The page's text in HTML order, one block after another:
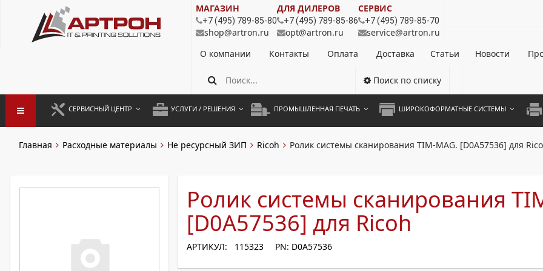
МАГАЗИН
+7 (495) 789-85-80
shop@artron.ru
ДЛЯ ДИЛЕРОВ
+7 (495) 789-85-86
opt@artron.ru
СЕРВИС
+7 (495) 789-85-70
service@artron.ru
О компании
Контакты Оплата Доставка Статьи Новости
Поиск по списку
СЕРВИСНЫЙ ЦЕНТР УСЛУГИ / РЕШЕНИЯ
АРЕНДА ОБОРУДОВАНИЯ
ПРОМЫШЛЕННАЯ ПЕЧАТЬ ШИРОКОФОРМАТНЫЕ СИСТЕМЫ
А4
Главная Расходные материалы Не ресурсный ЗИП Ricoh Ролик системы сканирования TIM-MAG. [D0A57536] для
Ролик системы сканирования
[D0A57536] для Ricoh
АРТИКУЛ: 115323 PN: D0A57536